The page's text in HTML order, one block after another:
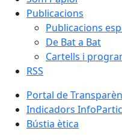
Publicacions
Publicacions
De Bat a Bat
Cartells i
RSS
Portal de
Indicadors
Bústia ètica